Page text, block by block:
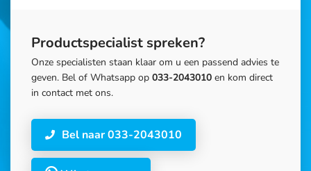
Productspecialist spreken?
Onze specialisten staan klaar om u een passend advies te
geven. Bel of Whatsapp op 033-2043010 en kom direct
in contact met ons.
Bel naar 033-2043010